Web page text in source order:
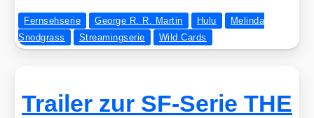
Fernsehserie George R. R. Martin Hulu
Melinda
Snodgrass
Streamingserie Wild Cards
Trailer zur SF-Serie THE